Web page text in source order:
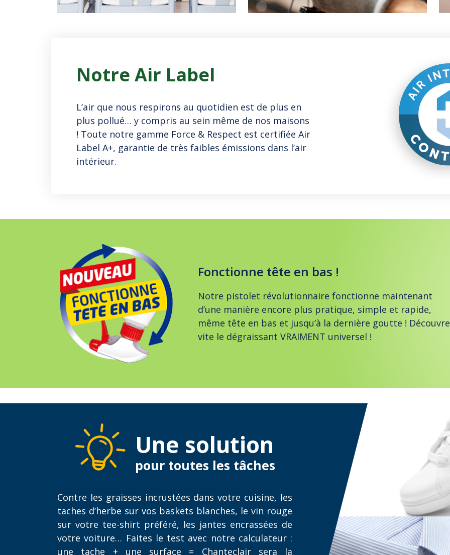
Notre Air Label
L’air que nous respirons au quotidien est de plus en
plus pollué… y compris au sein même de nos maisons
! Toute notre gamme Force & Respect est certifiée Air
Label A+, garantie de très faibles émissions dans l’air
intérieur.
Fonctionne tête en bas !
Notre pistolet révolutionnaire fonctionne maintenant
d’une manière encore plus pratique, simple et rapide,
même tête en bas et jusqu’à la dernière goutte !
vite le dégraissant VRAIMENT universel !
Une solution
pour toutes les tâches
Contre les graisses incrustées dans votre cuisine, les
taches d’herbe sur vos baskets blanches, le vin rouge
sur votre tee-shirt préféré, les jantes encrassées de
votre voiture… Faites le test avec notre calculateur :
une tache + une surface = Chanteclair sera la